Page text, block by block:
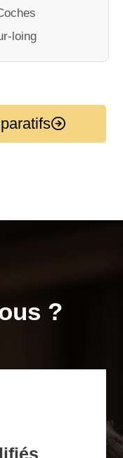
loing
?